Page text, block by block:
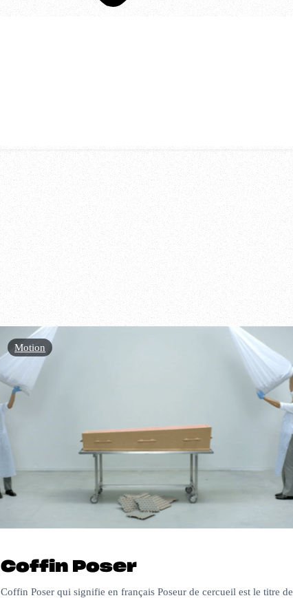
Coffin Poser
Coffin Poser qui signifie en français Poseur de cercueil est le titre de
Motion